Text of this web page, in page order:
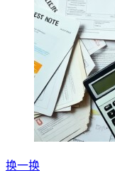
换一换